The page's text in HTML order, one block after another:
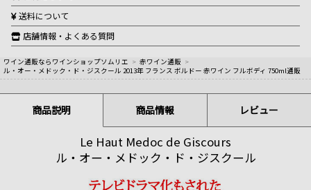
送料について
店舗情報・よくある質問
ワイン通販ならワインショップソムリエ > 赤ワイン通販 >
ル・オー・メドック・ド・ジスクール 2013年 フランス ボルドー 赤ワイン フルボディ 750ml通販
商品説明 商品情報 レビュー
Le Haut Medoc de Giscours
ル・オー・メドック・ド・ジスクール